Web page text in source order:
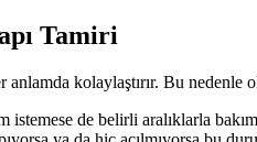
Tamiri
kolaylaştırır. Bu nedenle
de belirli aralıklarla